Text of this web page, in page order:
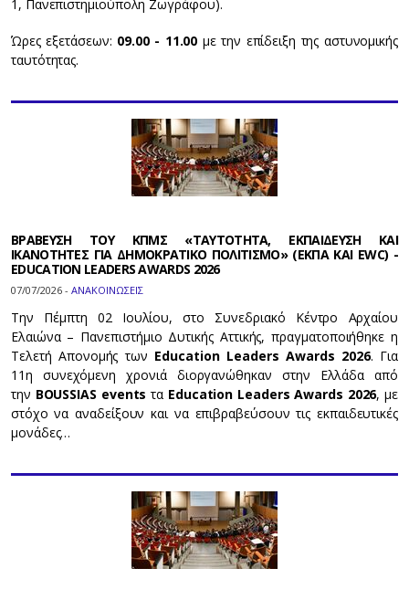
1, Πανεπιστημιούπολη Ζωγράφου).
Ώρες εξετάσεων: 09.00 - 11.00 με την επίδειξη της αστυνομικής
ταυτότητας.
ΒΡΑΒΕΥΣΗ ΤΟΥ ΚΠΜΣ «ΤΑΥΤΟΤΗΤΑ, ΕΚΠΑΙΔΕΥΣΗ ΚΑΙ
ΙΚΑΝΟΤΗΤΕΣ ΓΙΑ ΔΗΜΟΚΡΑΤΙΚΟ ΠΟΛΙΤΙΣΜΟ» (ΕΚΠΑ ΚΑΙ EWC) -
EDUCATION LEADERS AWARDS 2026
07/07/2026 - ΑΝΑΚΟΙΝΩΣΕΙΣ
Την Πέμπτη 02 Ιουλίου, στο Συνεδριακό Κέντρο Αρχαίου
Ελαιώνα – Πανεπιστήμιο Δυτικής Αττικής, πραγματοποιήθηκε η
Τελετή Απονομής των Education Leaders Awards 2026. Για
11η συνεχόμενη χρονιά διοργανώθηκαν στην Ελλάδα από
την BOUSSIAS eventsτα Education Leaders Awards 2026, με
στόχο να αναδείξουν και να επιβραβεύσουν τις εκπαιδευτικές
μονάδες…